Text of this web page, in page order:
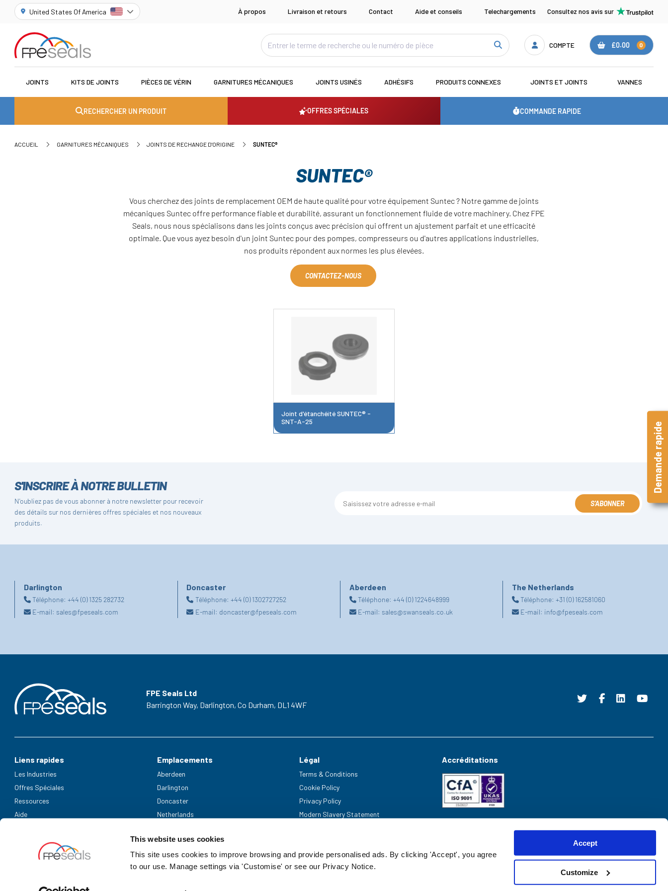
This website uses cookies
This site uses cookies to improve browsing and provide personalised ads. By clicking 'Accept', you agree
to our use. Manage settings via 'Customise' or see our Privacy Notice.
Accept
Customize
United States Of America À propos Livraison et retours Contact Aide et conseils Telechargements Consultez nos avis sur
COMPTE £0.00 0
JOINTS KITS DE JOINTS PIÈCES DE VÉRIN GARNITURES MÉCANIQUES JOINTS USINÉS ADHÉSIFS PRODUITS CONNEXES JOINTS ET JOINTS VANNES
RECHERCHER UN PRODUIT OFFRES SPÉCIALES COMMANDE RAPIDE
ACCUEIL GARNITURES MÉCANIQUES JOINTS DE RECHANGE D'ORIGINE SUNTEC®
SUNTEC®
Vous cherchez des joints de remplacement OEM de haute qualité pour votre équipement Suntec ? Notre gamme de joints
mécaniques Suntec offre performance fiable et durabilité, assurant un fonctionnement fluide de votre machinery. Chez FPE
Seals, nous nous spécialisons dans les joints conçus avec précision qui offrent un ajustement parfait et une efficacité
optimale. Que vous ayez besoin d'un joint Suntec pour des pompes, compresseurs ou d'autres applications industrielles,
nos produits répondent aux normes les plus élevées.
CONTACTEZ-NOUS
Joint d'étanchéité SUNTEC® -
SNT-A-25
S'INSCRIRE À NOTRE BULLETIN
N'oubliez pas de vous abonner à notre newsletter pour recevoir
des détails sur nos dernières offres spéciales et nos nouveaux
produits.
S'ABONNER
Darlington
Téléphone:+44 (0) 1325 282732
E-mail: sales@fpeseals.com
Doncaster
Téléphone: +44 (0) 1302727252
E-mail: doncaster@fpeseals.com
Aberdeen
Téléphone: +44 (0) 1224648999
E-mail: sales@swanseals.co.uk
The Netherlands
Téléphone:+31 (0) 162581060
E-mail: info@fpeseals.com
FPE Seals Ltd
Barrington Way, Darlington, Co Durham, DL1 4WF
Liens rapides
Les Industries
Offres Spéciales
Ressources
Aide
Emplacements
Aberdeen
Darlington
Doncaster
Netherlands
Légal
Terms & Conditions
Cookie Policy
Privacy Policy
Modern Slavery Statement
Accréditations
Demande rapide